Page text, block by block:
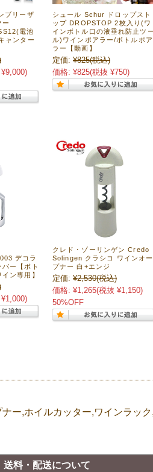
ブリーザ
ー
電池
ャンター
シュール Schur ドロップスト
ップ DROPSTOP 2枚入り(ワ
インボトル口の液垂れ防止ツー
ル)ワインポアラー/ボトルポア
ラー【動画】
定価: ¥825(税込)
価格: ¥825(税抜 ¥750)
デコラ
ー【ボト
ン専用】
クレド・ゾーリンゲン Credo
Solingen クラシコ ワインオー
プナー 白+エンジ
定価: ¥2,530(税込)
価格: ¥1,265(税抜 ¥1,150)
50%OFF
ー,ホイルカッター,ワインラッ
送料・配送について